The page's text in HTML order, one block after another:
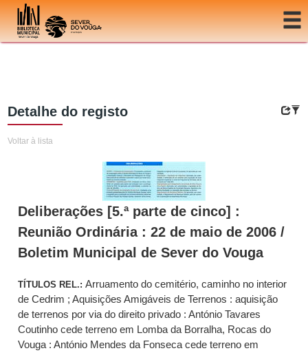
Ir para o conteúdo
Detalhe do registo
Voltar à lista
Deliberações [5.ª parte de cinco] :
Reunião Ordinária : 22 de maio de 2006 /
Boletim Municipal de Sever do Vouga
TÍTULOS REL.:Arruamento do cemitério, caminho no interior
de Cedrim ; Aquisições Amigáveis de Terrenos : aquisição
de terrenos por via do direito privado : António Tavares
Coutinho cede terreno em Lomba da Borralha, Rocas do
Vouga : António Mendes da Fonseca cede terreno em